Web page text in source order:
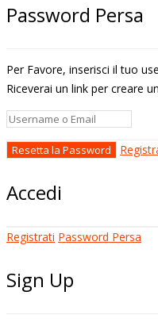
Password Persa
Per Favore, inserisci il tuo
Riceverai un link per creare
Accedi
Registrati Password Persa
Sign Up